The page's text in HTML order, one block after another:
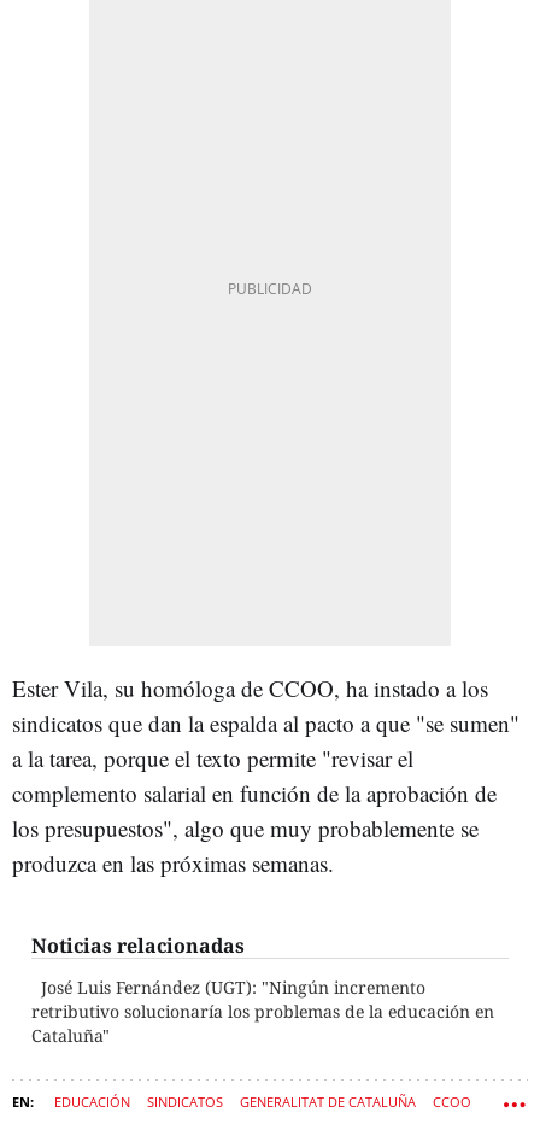
Ester Vila, su homóloga de CCOO, ha instado a los
sindicatos que dan la espalda al pacto a que "se sumen"
a la tarea, porque el texto permite "revisar el
complemento salarial en función de la aprobación de
los presupuestos", algo que muy probablemente se
produzca en las próximas semanas.
Noticias relacionadas
José Luis Fernández (UGT): "Ningún incremento
retributivo solucionaría los problemas de la educación en
Cataluña"
EDUCACIÓN SINDICATOS GENERALITAT DE CATALUÑA CCOO